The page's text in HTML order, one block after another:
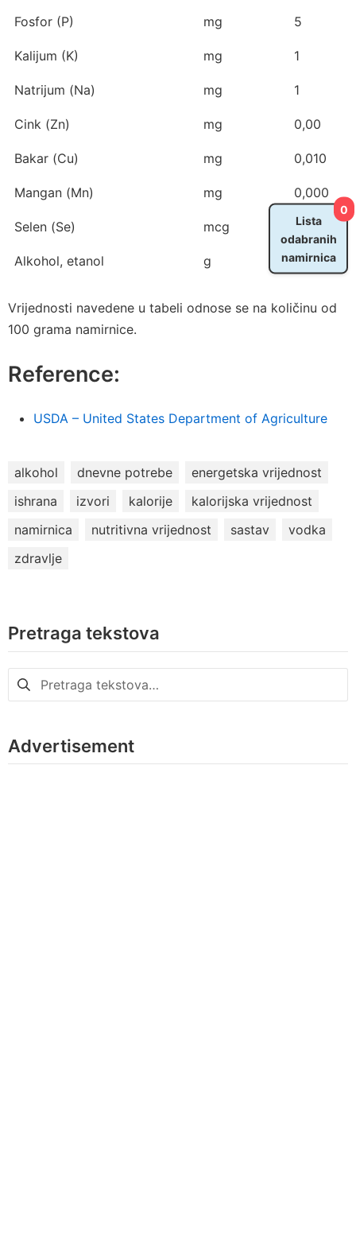
Fosfor (P) mg 5
Kalijum (K) mg 1
Natrijum (Na) mg 1
Cink (Zn) mg 0,00
Bakar (Cu) mg 0,010
Mangan (Mn) mg 0,000
Selen (Se) mcg 0,0
Alkohol, etanol g 33,4
Vrijednosti navedene u tabeli odnose se na količinu od
100 grama namirnice.
Reference:
USDA – United States Department of Agriculture
alkohol dnevne potrebe
energetska vrijednost
ishrana
izvori kalorije
kalorijska vrijednost
namirnica
nutritivna vrijednost sastav
vodka
zdravlje
Pretraga tekstova
Pretraga
za:
Advertisement
0
Lista
odabranih
namirnica